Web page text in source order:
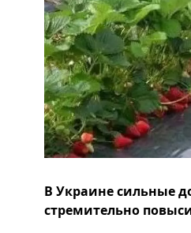
В Украине сильные
стремительно